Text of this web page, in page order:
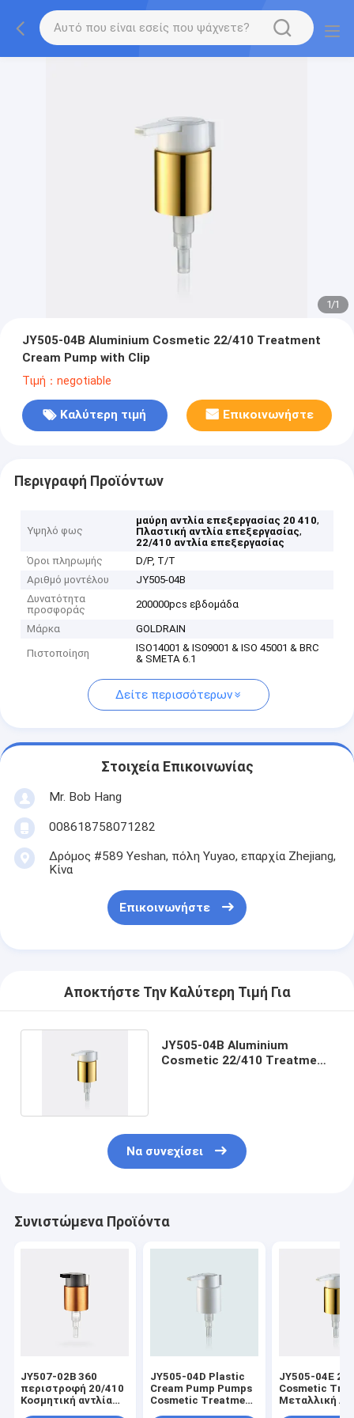
1/1
JY505-04B Aluminium Cosmetic 22/410 Treatment
Cream Pump with Clip
Τιμή：negotiable
Καλύτερη τιμή Επικοινωνήστε
Περιγραφή Προϊόντων
Υψηλό φως
μαύρη αντλία επεξεργασίας 20 410,
Πλαστική αντλία επεξεργασίας,
22/410 αντλία επεξεργασίας
Όροι πληρωμής
D/P, T/T
Αριθμό μοντέλου
JY505-04B
Δυνατότητα
προσφοράς
200000pcs εβδομάδα
Μάρκα GOLDRAIN
Πιστοποίηση
ISO14001 & IS09001 & ISO 45001 & BRC
& SMETA 6.1
Δείτε περισσότερων
Στοιχεία Επικοινωνίας
Mr. Bob Hang
008618758071282
Δρόμος #589 Yeshan, πόλη Yuyao, επαρχία Zhejiang,
Κίνα
Επικοινωνήστε
Αποκτήστε Την Καλύτερη Τιμή Για
JY505-04B Aluminium
Cosmetic 22/410 Treatment
Να συνεχίσει
Συνιστώμενα Προϊόντα
JY507-02B 360
περιστροφή 20/410
Κοσμητική αντλία
JY505-04D Plastic
Cream Pump Pumps
Cosmetic Treatment
JY505-04E
Cosmetic
Μεταλλική